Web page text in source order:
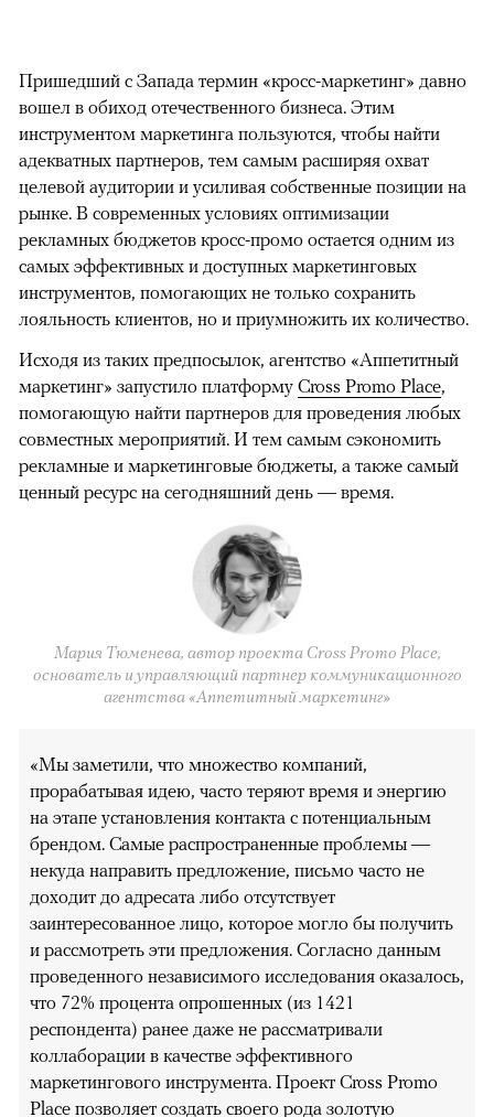
Пришедший с Запада термин «кросс-маркетинг» давно
вошел в обиход отечественного бизнеса. Этим
инструментом маркетинга пользуются, чтобы найти
адекватных партнеров, тем самым расширяя охват
целевой аудитории и усиливая собственные позиции на
рынке. В современных условиях оптимизации
рекламных бюджетов кросс-промо остается одним из
самых эффективных и доступных маркетинговых
инструментов, помогающих не только сохранить
лояльность клиентов, но и приумножить их количество.
Исходя из таких предпосылок, агентство «Аппетитный
маркетинг» запустило платформу Cross Promo Place,
помогающую найти партнеров для проведения любых
совместных мероприятий. И тем самым сэкономить
рекламные и маркетинговые бюджеты, а также самый
ценный ресурс на сегодняшний день — время.
Мария Тюменева, автор проекта Сross Promo Place,
основатель и управляющий партнер коммуникационного
агентства «Аппетитный маркетинг»
«Мы заметили, что множество компаний,
прорабатывая идею, часто теряют время и энергию
на этапе установления контакта с потенциальным
брендом. Самые распространенные проблемы —
некуда направить предложение, письмо часто не
доходит до адресата либо отсутствует
заинтересованное лицо, которое могло бы получить
и рассмотреть эти предложения. Согласно данным
проведенного независимого исследования оказалось,
что 72% процента опрошенных (из 1421
респондента) ранее даже не рассматривали
коллаборации в качестве эффективного
маркетингового инструмента. Проект Cross Promo
Place позволяет создать своего рода золотую